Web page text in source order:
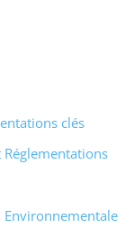
clés
Réglementations
Environnementale